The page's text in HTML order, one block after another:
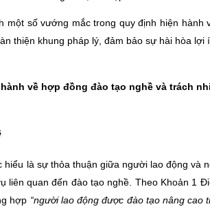
một số vướng mắc trong quy định hiện
thiện khung pháp lý, đảm bảo sự hài hòa
về hợp đồng đào tạo nghề và trách
hiểu là sự thỏa thuận giữa người lao động và
liên quan đến đào tạo nghề. Theo Khoản 1
hợp “người lao động được đào tạo nâng